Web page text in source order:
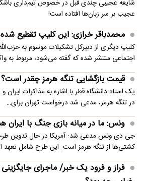
شایعه عجیبی چندی قبل در خصوص تیم‌داری
عجیب بر سر زبان‌ها افتاده است!
محمدباقر خرازی: این کلیپ تقطیع
کلیپ دیگری از دبیرکل تشکیلات موسوم به
اجتماعی منتشر شده که گفته می‌شود، مربوط به
قیمت بازگشایی تنگه هرمز چقدر است؟
یک استاد دانشگاه قطر با اشاره به مذاکرات ایران
در تنگه هرمز، مدعی شد درخواست تهران برای…
ونس: ما در میانه بازی جنگ با ایران
جی دی ونس مدعی شد: آمریکا در حال تدوین
کشتی‌ها از تنگه هرمز است. این طرح شامل تعهد
فراز و فرود یک خبر/ ماجرای